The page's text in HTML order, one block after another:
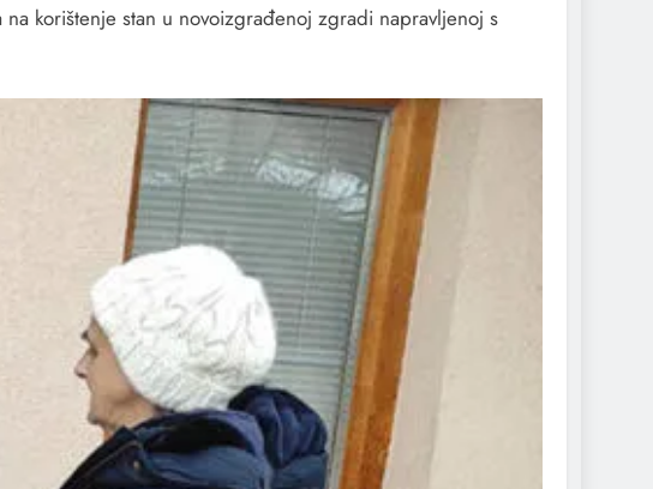
korištenje stan u novoizgrađenoj zgradi napravljenoj s